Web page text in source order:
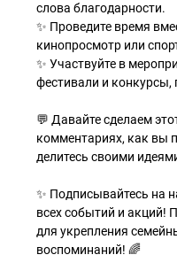
слова благодарности.
✨ Проведите время
кинопросмотр или
✨ Участвуйте в
фестивали и
💬 Давайте сделаем
комментариях, как вы
делитесь своими
✨ Подписывайтесь на
всех событий и акций!
для укрепления
воспоминаний! 🌈